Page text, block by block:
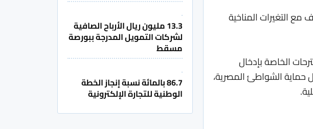
التغيرات المناخية
الخاصة بإدخال
حماية الشواطئ المصرية،
13.3 مليون ريال الأرباح الصافية
لشركات التمويل المدرجة ببورصة
مسقط
86.7 بالمائة نسبة إنجاز الخطة
الوطنية للتجارة الإلكترونية